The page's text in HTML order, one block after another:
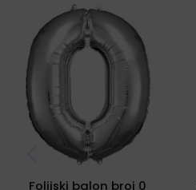
Folijski balon broj 0